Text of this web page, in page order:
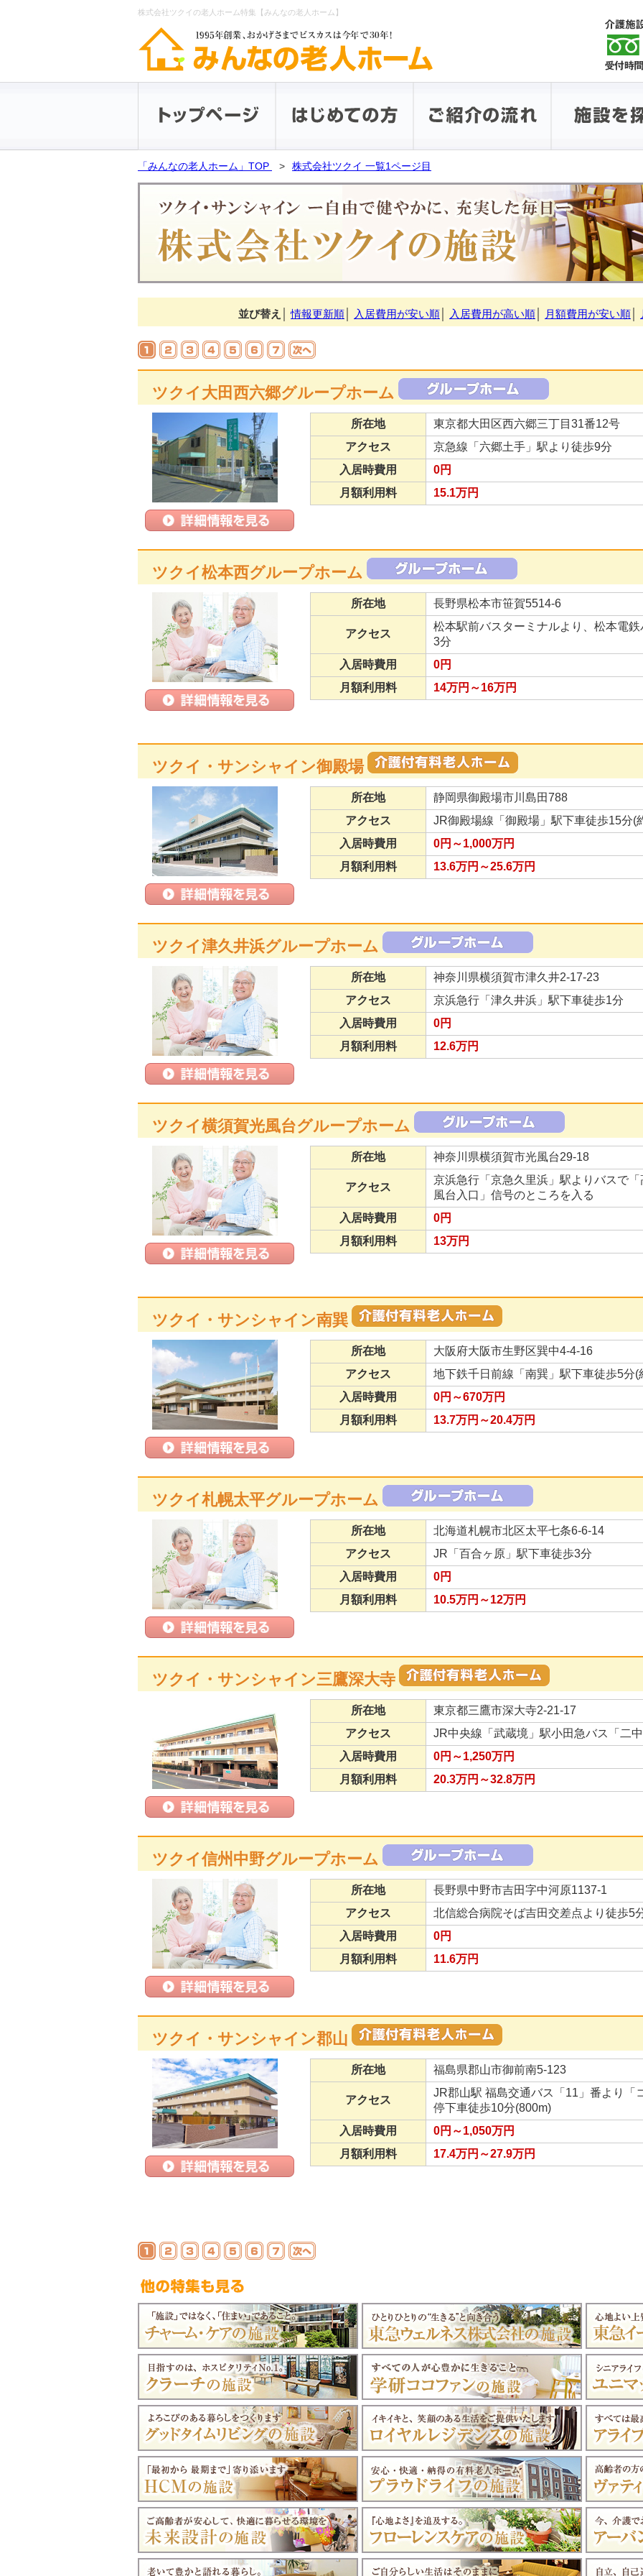
株式会社ツクイの老人ホーム特集【みんなの老人ホーム】
「みんなの老人ホーム」TOP 株式会社ツクイ 一覧1ページ目
並び替え │情報更新順 入居費用が安い順 入居費用が高い順 月額費用が安い順
ツクイ大田西六郷グループホーム
所在地
東京都大田区西六郷三丁目31番12号
アクセス
京急線「六郷土手」駅より徒歩9分
入居時費用
0円
月額利用料
15.1万円
ツクイ松本西グループホーム
所在地 長野県松本市笹賀5514-6
アクセス
松本駅前バスターミナルより、松本電
3分
入居時費用
0円
月額利用料
14万円～16万円
ツクイ・サンシャイン御殿場
所在地
静岡県御殿場市川島田788
アクセス
JR御殿場線「御殿場」駅下車徒歩15分(
入居時費用
0円～1,000万円
月額利用料
13.6万円～25.6万円
ツクイ津久井浜グループホーム
所在地
神奈川県横須賀市津久井2-17-23
アクセス
京浜急行「津久井浜」駅下車徒歩1分
入居時費用
0円
月額利用料
12.6万円
ツクイ横須賀光風台グループホーム
所在地 神奈川県横須賀市光風台29-18
アクセス
京浜急行「京急久里浜」駅よりバスで
風台入口」信号のところを入る
入居時費用
0円
月額利用料
13万円
ツクイ・サンシャイン南巽
所在地
大阪府大阪市生野区巽中4-4-16
アクセス
地下鉄千日前線「南巽」駅下車徒歩5分(
入居時費用
0円～670万円
月額利用料
13.7万円～20.4万円
ツクイ札幌太平グループホーム
所在地
北海道札幌市北区太平七条6-6-14
アクセス
JR「百合ヶ原」駅下車徒歩3分
入居時費用
0円
月額利用料
10.5万円～12万円
ツクイ・サンシャイン三鷹深大寺
所在地
東京都三鷹市深大寺2-21-17
アクセス
JR中央線「武蔵境」駅小田急バス「二
入居時費用
0円～1,250万円
月額利用料
20.3万円～32.8万円
ツクイ信州中野グループホーム
所在地
長野県中野市吉田字中河原1137-1
アクセス
北信総合病院そば吉田交差点より徒歩5
入居時費用
0円
月額利用料
11.6万円
ツクイ・サンシャイン郡山
所在地 福島県郡山市御前南5-123
アクセス
JR郡山駅 福島交通バス「11」番より「
停下車徒歩10分(800m)
入居時費用
0円～1,050万円
月額利用料
17.4万円～27.9万円